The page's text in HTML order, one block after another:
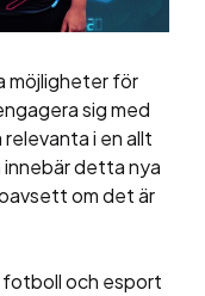
möjligheter för
sig med
i en allt
innebär detta nya
om det är
fotboll och esport